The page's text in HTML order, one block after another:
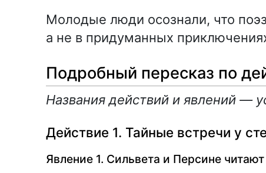
Молодые люди осознали, что
а не в придуманных
Подробный пересказ по
Названия действий и явлений —
Действие 1. Тайные встречи у
Явление 1. Сильвета и Персине